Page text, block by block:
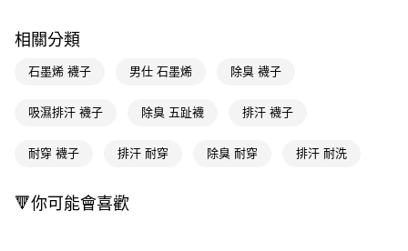
Google Pay
相關說明
便利好安心！
２．便利：只要手機號碼，簡訊認證，即可結帳。
３．安心：先確認商品／服務後，再付款。
全家取貨付款
相關分類
石墨烯 襪子 男仕 石墨烯 除臭 襪子
吸濕排汗 襪子 除臭 五趾襪 排汗 襪子
耐穿 襪子 排汗 耐穿 除臭 耐穿 排汗 耐洗
🔻你可能會喜歡